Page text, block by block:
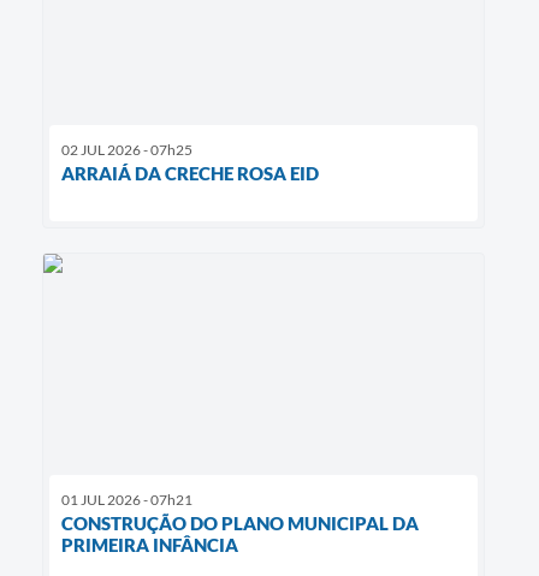
02 JUL 2026 - 07h25
ARRAIÁ DA CRECHE ROSA EID
01 JUL 2026 - 07h21
CONSTRUÇÃO DO PLANO MUNICIPAL DA
PRIMEIRA INFÂNCIA